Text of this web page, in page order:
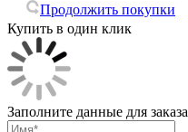
Продолжить покупки
Купить в один клик
Заполните данные для заказа